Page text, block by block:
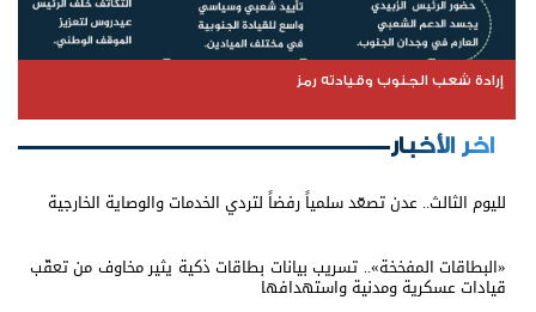
إرادة شعب الجنوب وقيادته رمز
اخر الأخبار
لليوم الثالث.. عدن تصعّد سلمياً رفضاً لتردي الخدمات والوصاية الخارجية
«البطاقات المفخخة».. تسريب بيانات بطاقات ذكية يثير مخاوف من تعقّب
قيادات عسكرية ومدنية واستهدافها